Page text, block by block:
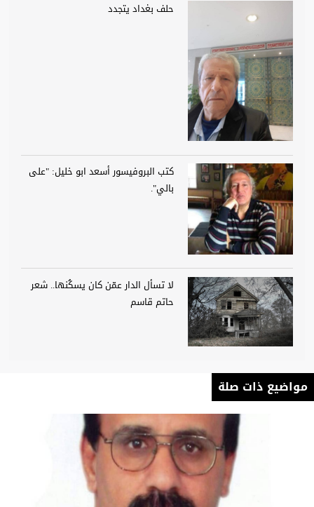
حلف بغداد يتجدد
كتب البروفيسور أسعد ابو خليل: "على
بالي".
لا تسأل الدار عمّن كان يسكُنها.. شعر
حاتم قاسم
مواضيع ذات صلة